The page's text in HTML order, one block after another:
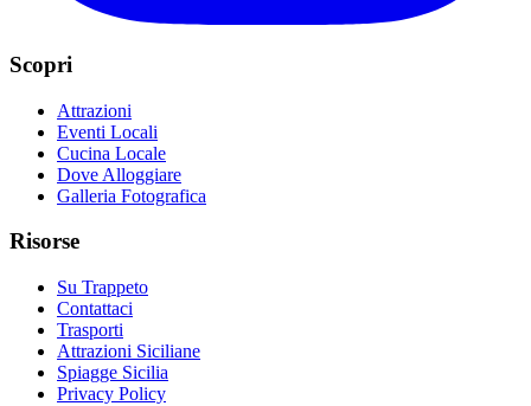
Scopri
Attrazioni
Eventi Locali
Cucina Locale
Dove Alloggiare
Galleria Fotografica
Risorse
Su Trappeto
Contattaci
Trasporti
Attrazioni Siciliane
Spiagge Sicilia
Privacy Policy